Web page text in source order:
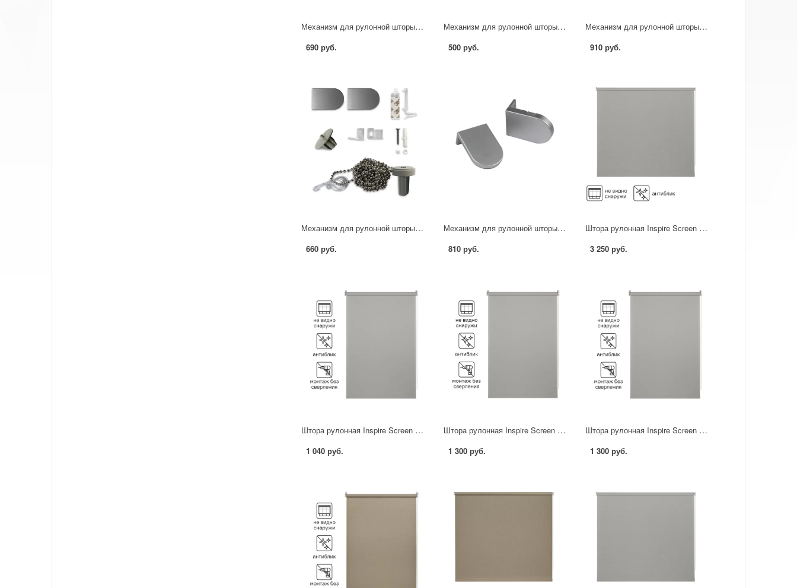
Механизм для рулонной шторы день-ночь Inspire Moscou 140-220 см, цвет серый, пластиковая цепочка
690 руб.
Механизм для рулонной шторы Inspire Sidney и Belem 140-220 см
500 руб.
Механизм для рулонной шторы день-ночь Inspire 140-220 см цвет серый металлическая цепочка
910 руб.
Механизм для рулонной шторы Inspire Natal 40-100 см цвет серый
660 руб.
Механизм для рулонной шторы Inspire Natal 160-220 см цвет серый
810 руб.
Штора рулонная Inspire Screen 140x230 см цвет серый
3 250 руб.
Штора рулонная Inspire Screen 60x190 см цвет серый
1 040 руб.
Штора рулонная Inspire Screen 100x190 см цвет серый
1 300 руб.
Штора рулонная Inspire Screen 80x190 см цвет серый
1 300 руб.